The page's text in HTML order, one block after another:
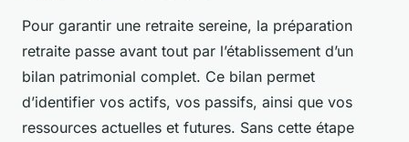
Pour garantir une retraite sereine, la préparation
retraite passe avant tout par l’établissement d’un
bilan patrimonial complet. Ce bilan permet
d’identifier vos actifs, vos passifs, ainsi que vos
ressources actuelles et futures. Sans cette étape